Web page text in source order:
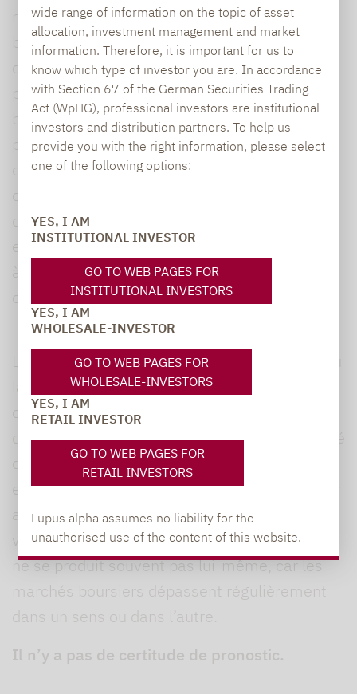
wide range of information on the topic of asset
allocation, investment management and market
information. Therefore, it is important for us to
know which type of investor you are. In accordance
with Section 67 of the German Securities Trading
Act (WpHG), professional investors are institutional
investors and distribution partners. To help us
provide you with the right information, please select
one of the following options:
YES, I AM
INSTITUTIONAL INVESTOR
GO TO WEB PAGES FOR
INSTITUTIONAL INVESTORS
YES, I AM
WHOLESALE-INVESTOR
GO TO WEB PAGES FOR
WHOLESALE-INVESTORS
YES, I AM
RETAIL INVESTOR
GO TO WEB PAGES FOR
RETAIL INVESTORS
Lupus alpha assumes no liability for the
unauthorised use of the content of this website.
reçoivent autant d’attention chaque année,
bien que la plupart des investisseurs savent
que les prévisions ponctuelles sont rarement
précises. Cependant, elles ne doivent pas être
balayés d’un revers de main, car elles
proviennent généralement le résultat
de calculs de modèles macroéconomiques
de facteurs, préparés par des analystes
expérimentés qui consacrent toute la journée
à analyser les facteurs individuels qui
conduisent à la prévision.
Les bases d’évaluation vont des recherches du
lauréat du prix Nobel Robert Shiller sur les
causes de la mauvaise évaluation temporaire
des actions (marchés) au calcul souvent utilisé
de la soi-disant année boursière moyenne, qui
est basé sur le concept statistique de la valeur
attendue. Le niveau d’indice prévu ici est la
valeur moyenne attendue, ce qui, cependant,
ne se produit souvent pas lui-même, car les
marchés boursiers dépassent régulièrement
dans un sens ou dans l’autre.
Il n’y a pas de certitude de pronostic.